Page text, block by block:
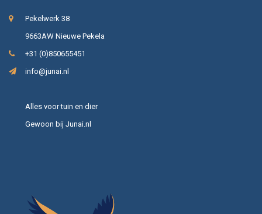
Pekelwerk 38
9663AW Nieuwe Pekela
+31 (0)850655451
info@junai.nl
Alles voor tuin en dier
Gewoon bij Junai.nl